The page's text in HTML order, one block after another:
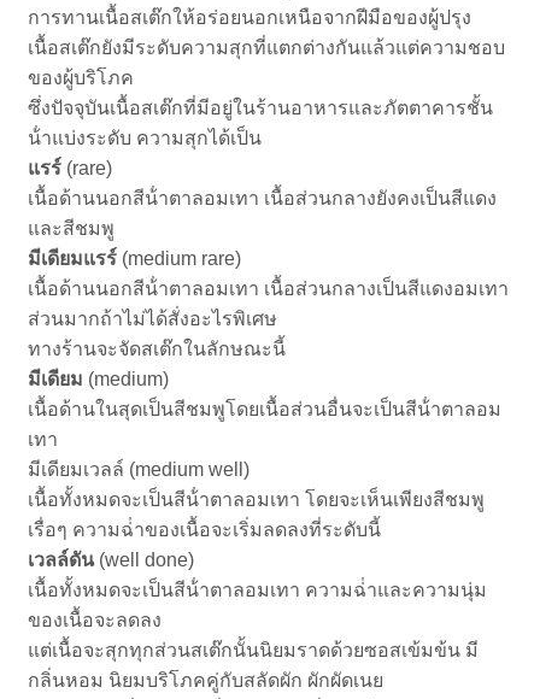
การทานเนื้อสเต๊กให้อร่อยนอกเหนือจากฝีมือของผู้ปรุง
เนื้อสเต๊กยังมีระดับความสุกที่แตกต่างกันแล้วแต่ความชอบ
ของผู้บริโภค
ซึ่งปัจจุบันเนื้อสเต๊กที่มีอยู่ในร้านอาหารและภัตตาคารชั้น
น้ําแบ่งระดับ ความสุกได้เป็น
แรร์ (rare)
เนื้อด้านนอกสีน้ําตาลอมเทา เนื้อส่วนกลางยังคงเป็นสีแดง
และสีชมพู
มีเดียมแรร์(medium rare)
เนื้อด้านนอกสีน้ําตาลอมเทา เนื้อส่วนกลางเป็นสีแดงอมเทา
ส่วนมากถ้าไม่ได้สั่งอะไรพิเศษ
ทางร้านจะจัดสเต๊กในลักษณะนี้
มีเดียม (medium)
เนื้อด้านในสุดเป็นสีชมพูโดยเนื้อส่วนอื่นจะเป็นสีน้ําตาลอม
เทา
มีเดียมเวลล์ (medium well)
เนื้อทั้งหมดจะเป็นสีน้ําตาลอมเทา โดยจะเห็นเพียงสีชมพู
เรื่อๆ ความฉ่ําของเนื้อจะเริ่มลดลงที่ระดับนี้
เวลล์ดัน(well done)
เนื้อทั้งหมดจะเป็นสีน้ําตาลอมเทา ความฉ่ําและความนุ่ม
ของเนื้อจะลดลง
แต่เนื้อจะสุกทุกส่วนสเต๊กนั้นนิยมราดด้วยซอสเข้มข้น มี
กลิ่นหอม นิยมบริโภคคู่กับสลัดผัก ผักผัดเนย